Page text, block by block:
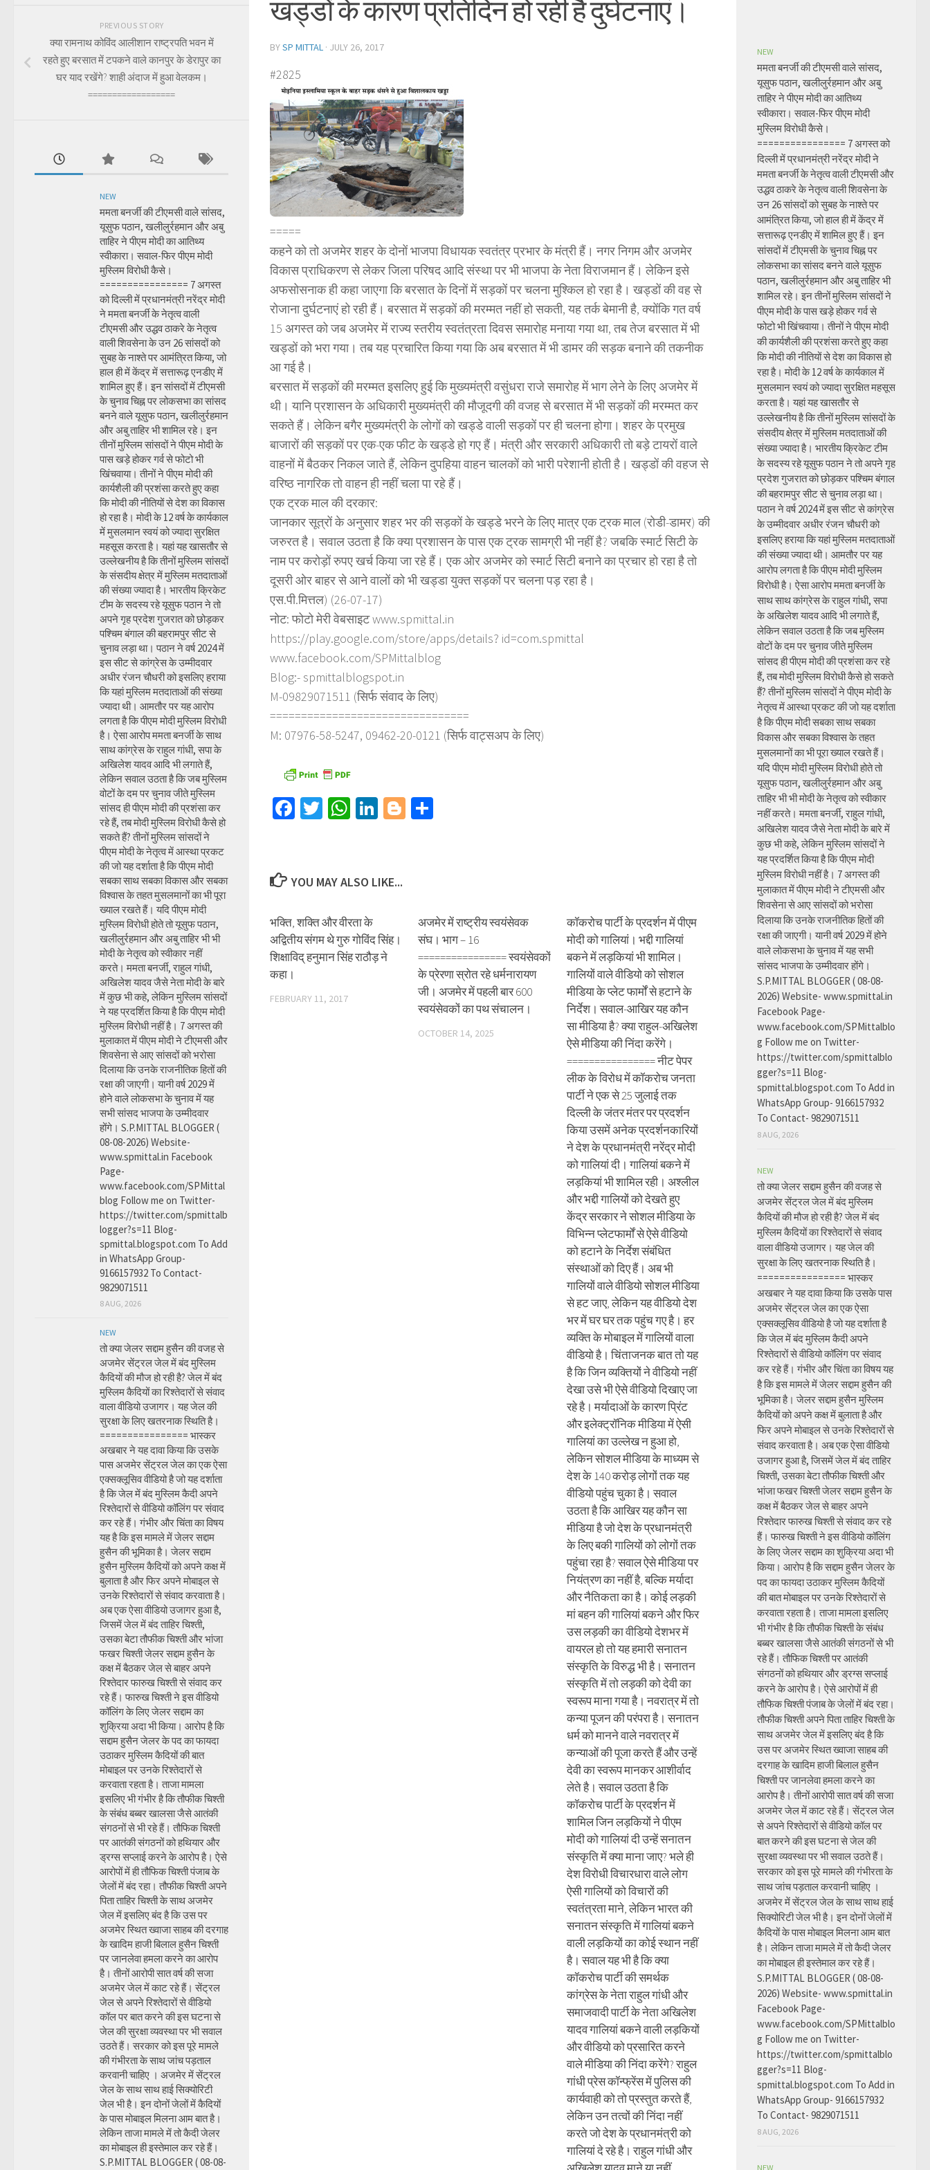
खड्डों के कारण प्रतिदिन हो रही है दुर्घटनाएं।
BYSP MITTAL · JULY 26, 2017
#2825
=====
कहने को तो अजमेर शहर के दोनों भाजपा विधायक स्वतंत्र प्रभार के मंत्री हैं। नगर निगम और अजमेर
विकास प्राधिकरण से लेकर जिला परिषद आदि संस्था पर भी भाजपा के नेता विराजमान हैं। लेकिन इसे
अफसोसनाक ही कहा जाएगा कि बरसात के दिनों में सड़कों पर चलना मुश्किल हो रहा है। खड्डों की वह से
रोजाना दुर्घटनाएं हो रही हैं। बरसात में सड़कों की मरम्मत नहीं हो सकती, यह तर्क बेमानी है, क्योंकि गत वर्ष
15 अगस्त को जब अजमेर में राज्य स्तरीय स्वतंत्रता दिवस समारोह मनाया गया था, तब तेज बरसात में भी
खड्डों को भरा गया। तब यह प्रचारित किया गया कि अब बरसात में भी डामर की सड़क बनाने की तकनीक
आ गई है।
बरसात में सड़कों की मरम्मत इसलिए हुई कि मुख्यमंत्री वसुंधरा राजे समारोह में भाग लेने के लिए अजमेर में
थी। यानि प्रशासन के अधिकारी मुख्यमंत्री की मौजूदगी की वजह से बरसात में भी सड़कों की मरम्मत कर
सकते हैं। लेकिन बगैर मुख्यमंत्री के लोगों को खड्डे वाली सड़कों पर ही चलना होगा। शहर के प्रमुख
बाजारों की सड़कों पर एक-एक फीट के खड्डे हो गए हैं। मंत्री और सरकारी अधिकारी तो बड़े टायरों वाले
वाहनों में बैठकर निकल जाते हैं, लेकिन दुपहिया वाहन चालकों को भारी परेशानी होती है। खड्डों की वहज से
वरिष्ठ नागरिक तो वाहन ही नहीं चला पा रहे हैं।
एक ट्रक माल की दरकार:
जानकार सूत्रों के अनुसार शहर भर की सड़कों के खड्डे भरने के लिए मात्र एक ट्रक माल (रोडी-डामर) की
जरुरत है। सवाल उठता है कि क्या प्रशासन के पास एक ट्रक सामग्री भी नहीं है? जबकि स्मार्ट सिटी के
नाम पर करोड़ों रुपए खर्च किया जा रहे हैं। एक ओर अजमेर को स्मार्ट सिटी बनाने का प्रचार हो रहा है तो
दूसरी ओर बाहर से आने वालों को भी खड्डा युक्त सड़कों पर चलना पड़ रहा है।
एस.पी.मित्तल) (26-07-17)
नोट: फोटो मेरी वेबसाइट www.spmittal.in
https://play.google.com/store/apps/details? id=com.spmittal
www.facebook.com/SPMittalblog
Blog:- spmittalblogspot.in
M-09829071511 (सिर्फ संवाद के लिए)
================================
M: 07976-58-5247, 09462-20-0121 (सिर्फ वाट्सअप के लिए)
Facebook
TwitterWhatsApp
LinkedIn
Blogger
YOU MAY ALSO LIKE...
भक्ति, शक्ति और वीरता के
अद्वितीय संगम थे गुरु गोविंद सिंह।
शिक्षाविद् हनुमान सिंह राठौड़ ने
कहा।
FEBRUARY 11, 2017
अजमेर में राष्ट्रीय स्वयंसेवक
संघ। भाग – 16
================ स्वयंसेवकों
के प्रेरणा स्रोत रहे धर्मनारायण
जी। अजमेर में पहली बार 600
स्वयंसेवकों का पथ संचालन।
OCTOBER 14, 2025
कॉकरोच पार्टी के प्रदर्शन में पीएम
मोदी को गालियां। भद्दी गालियां
बकने में लड़कियां भी शामिल।
गालियों वाले वीडियो को सोशल
मीडिया के प्लेट फार्मों से हटाने के
निर्देश। सवाल-आखिर यह कौन
सा मीडिया है? क्या राहुल-अखिलेश
ऐसे मीडिया की निंदा करेंगे।
================ नीट पेपर
लीक के विरोध में कॉकरोच जनता
पार्टी ने एक से 25 जुलाई तक
दिल्ली के जंतर मंतर पर प्रदर्शन
किया उसमें अनेक प्रदर्शनकारियों
ने देश के प्रधानमंत्री नरेंद्र मोदी
को गालियां दी। गालियां बकने में
लड़कियां भी शामिल रही। अश्लील
और भद्दी गालियों को देखते हुए
केंद्र सरकार ने सोशल मीडिया के
विभिन्न प्लेटफार्मों से ऐसे वीडियो
को हटाने के निर्देश संबंधित
संस्थाओं को दिए हैं। अब भी
गालियों वाले वीडियो सोशल मीडिया
से हट जाए, लेकिन यह वीडियो देश
भर में घर घर तक पहुंच गए है। हर
व्यक्ति के मोबाइल में गालियों वाला
वीडियो है। चिंताजनक बात तो यह
है कि जिन व्यक्तियों ने वीडियो नहीं
देखा उसे भी ऐसे वीडियो दिखाए जा
रहे है। मर्यादाओं के कारण प्रिंट
और इलेक्ट्रॉनिक मीडिया में ऐसी
गालियां का उल्लेख न हुआ हो,
लेकिन सोशल मीडिया के माध्यम से
देश के 140 करोड़ लोगों तक यह
वीडियो पहुंच चुका है। सवाल
उठता है कि आखिर यह कौन सा
मीडिया है जो देश के प्रधानमंत्री
के लिए बकी गालियों को लोगों तक
पहुंचा रहा है? सवाल ऐसे मीडिया पर
नियंत्रण का नहीं है, बल्कि मर्यादा
और नैतिकता का है। कोई लड़की
मां बहन की गालियां बकने और फिर
उस लड़की का वीडियो देशभर में
वायरल हो तो यह हमारी सनातन
संस्कृति के विरुद्ध भी है। सनातन
संस्कृति में तो लड़की को देवी का
स्वरूप माना गया है। नवरात्र में तो
कन्या पूजन की परंपरा है। सनातन
धर्म को मानने वाले नवरात्र में
कन्याओं की पूजा करते हैं और उन्हें
देवी का स्वरूप मानकर आशीर्वाद
लेते है। सवाल उठता है कि
कॉकरोच पार्टी के प्रदर्शन में
शामिल जिन लड़कियों ने पीएम
मोदी को गालियां दी उन्हें सनातन
संस्कृति में क्या माना जाए? भले ही
देश विरोधी विचारधारा वाले लोग
ऐसी गालियों को विचारों की
स्वतंत्रता माने, लेकिन भारत की
सनातन संस्कृति में गालियां बकने
वाली लड़कियों का कोई स्थान नहीं
है। सवाल यह भी है कि क्या
कॉकरोच पार्टी की समर्थक
कांग्रेस के नेता राहुल गांधी और
समाजवादी पार्टी के नेता अखिलेश
यादव गालियां बकने वाली लड़कियों
और वीडियो को प्रसारित करने
वाले मीडिया की निंदा करेंगे? राहुल
गांधी प्रेस कॉन्फ्रेंस में पुलिस की
कार्यवाही को तो प्रस्तुत करते हैं,
लेकिन उन तत्वों की निंदा नहीं
करते जो देश के प्रधानमंत्री को
गालियां दे रहे है। राहुल गांधी और
PREVIOUS STORY
क्या रामनाथ कोविंद आलीशान राष्ट्रपति भवन में
रहते हुए बरसात में टपकने वाले कानपुर के डेरापुर का
घर याद रखेंगे? शाही अंदाज में हुआ वेलकम।
==================
NEW
ममता बनर्जी की टीएमसी वाले सांसद,
यूसुफ पठान, खलीलुर्रहमान और अबु
ताहिर ने पीएम मोदी का आतिथ्य
स्वीकारा। सवाल-फिर पीएम मोदी
मुस्लिम विरोधी कैसे।
================ 7 अगस्त
को दिल्ली में प्रधानमंत्री नरेंद्र मोदी
ने ममता बनर्जी के नेतृत्व वाली
टीएमसी और उद्धव ठाकरे के नेतृत्व
वाली शिवसेना के उन 26 सांसदों को
सुबह के नाश्ते पर आमंत्रित किया, जो
हाल ही में केंद्र में सत्तारूढ़ एनडीए में
शामिल हुए हैं। इन सांसदों में टीएमसी
के चुनाव चिह्न पर लोकसभा का सांसद
बनने वाले यूसुफ पठान, खलीलुर्रहमान
और अबु ताहिर भी शामिल रहे। इन
तीनों मुस्लिम सांसदों ने पीएम मोदी के
पास खड़े होकर गर्व से फोटो भी
खिंचवाया। तीनों ने पीएम मोदी की
कार्यशैली की प्रशंसा करते हुए कहा
कि मोदी की नीतियों से देश का विकास
हो रहा है। मोदी के 12 वर्ष के कार्यकाल
में मुसलमान स्वयं को ज्यादा सुरक्षित
महसूस करता है। यहां यह खासतौर से
उल्लेखनीय है कि तीनों मुस्लिम सांसदों
के संसदीय क्षेत्र में मुस्लिम मतदाताओं
की संख्या ज्यादा है। भारतीय क्रिकेट
टीम के सदस्य रहे यूसुफ पठान ने तो
अपने गृह प्रदेश गुजरात को छोड़कर
पश्चिम बंगाल की बहरामपुर सीट से
चुनाव लड़ा था। पठान ने वर्ष 2024 में
इस सीट से कांग्रेस के उम्मीदवार
अधीर रंजन चौधरी को इसलिए हराया
कि यहां मुस्लिम मतदाताओं की संख्या
ज्यादा थी। आमतौर पर यह आरोप
लगता है कि पीएम मोदी मुस्लिम विरोधी
है। ऐसा आरोप ममता बनर्जी के साथ
साथ कांग्रेस के राहुल गांधी, सपा के
अखिलेश यादव आदि भी लगाते हैं,
लेकिन सवाल उठता है कि जब मुस्लिम
वोटों के दम पर चुनाव जीते मुस्लिम
सांसद ही पीएम मोदी की प्रशंसा कर
रहे हैं, तब मोदी मुस्लिम विरोधी कैसे हो
सकते हैं? तीनों मुस्लिम सांसदों ने
पीएम मोदी के नेतृत्व में आस्था प्रकट
की जो यह दर्शाता है कि पीएम मोदी
सबका साथ सबका विकास और सबका
विश्वास के तहत मुसलमानों का भी पूरा
ख्याल रखते हैं। यदि पीएम मोदी
मुस्लिम विरोधी होते तो यूसुफ पठान,
खलीलुर्रहमान और अबु ताहिर भी भी
मोदी के नेतृत्व को स्वीकार नहीं
करते। ममता बनर्जी, राहुल गांधी,
अखिलेश यादव जैसे नेता मोदी के बारे
में कुछ भी कहे, लेकिन मुस्लिम सांसदों
ने यह प्रदर्शित किया है कि पीएम मोदी
मुस्लिम विरोधी नहीं है। 7 अगस्त की
मुलाकात में पीएम मोदी ने टीएमसी और
शिवसेना से आए सांसदों को भरोसा
दिलाया कि उनके राजनीतिक हितों की
रक्षा की जाएगी। यानी वर्ष 2029 में
होने वाले लोकसभा के चुनाव में यह
सभी सांसद भाजपा के उम्मीदवार
होंगे। S.P.MITTAL BLOGGER (
08-08-2026) Website-
www.spmittal.in Facebook
Page-
www.facebook.com/SPMittal
blog Follow me on Twitter-
https://twitter.com/spmittalb
logger?s=11 Blog-
spmittal.blogspot.com To Add
in WhatsApp Group-
9166157932 To Contact-
9829071511
8 AUG, 2026
NEW
तो क्या जेलर सद्दाम हुसैन की वजह से
अजमेर सेंट्रल जेल में बंद मुस्लिम
कैदियों की मौज हो रही है? जेल में बंद
मुस्लिम कैदियों का रिश्तेदारों से संवाद
वाला वीडियो उजागर। यह जेल की
सुरक्षा के लिए खतरनाक स्थिति है।
================ भास्कर
अखबार ने यह दावा किया कि उसके
पास अजमेर सेंट्रल जेल का एक ऐसा
एक्सक्लूसिव वीडियो है जो यह दर्शाता
है कि जेल में बंद मुस्लिम कैदी अपने
रिश्तेदारों से वीडियो कॉलिंग पर संवाद
कर रहे हैं। गंभीर और चिंता का विषय
यह है कि इस मामले में जेलर सद्दाम
हुसैन की भूमिका है। जेलर सद्दाम
हुसैन मुस्लिम कैदियों को अपने कक्ष में
बुलाता है और फिर अपने मोबाइल से
उनके रिश्तेदारों से संवाद करवाता है।
अब एक ऐसा वीडियो उजागर हुआ है,
जिसमें जेल में बंद ताहिर चिश्ती,
उसका बेटा तौफीक चिश्ती और भांजा
फखर चिश्ती जेलर सद्दाम हुसैन के
कक्ष में बैठकर जेल से बाहर अपने
रिश्तेदार फारुख चिश्ती से संवाद कर
रहे हैं। फारुख चिश्ती ने इस वीडियो
कॉलिंग के लिए जेलर सद्दाम का
शुक्रिया अदा भी किया। आरोप है कि
सद्दाम हुसैन जेलर के पद का फायदा
उठाकर मुस्लिम कैदियों की बात
मोबाइल पर उनके रिश्तेदारों से
करवाता रहता है। ताजा मामला
इसलिए भी गंभीर है कि तौफीक चिश्ती
के संबंध बब्बर खालसा जैसे आतंकी
संगठनों से भी रहे हैं। तौफिक चिश्ती
पर आतंकी संगठनों को हथियार और
ड्रग्स सप्लाई करने के आरोप है। ऐसे
आरोपों में ही तौफिक चिश्ती पंजाब के
जेलों में बंद रहा। तौफीक चिश्ती अपने
पिता ताहिर चिश्ती के साथ अजमेर
जेल में इसलिए बंद है कि उस पर
अजमेर स्थित ख्वाजा साहब की दरगाह
के खादिम हाजी बिलाल हुसैन चिश्ती
पर जानलेवा हमला करने का आरोप
है। तीनों आरोपी सात वर्ष की सजा
अजमेर जेल में काट रहे हैं। सेंट्रल
जेल से अपने रिश्तेदारों से वीडियो
कॉल पर बात करने की इस घटना से
जेल की सुरक्षा व्यवस्था पर भी सवाल
उठते हैं। सरकार को इस पूरे मामले
की गंभीरता के साथ जांच पड़ताल
करवानी चाहिए । अजमेर में सेंट्रल
जेल के साथ साथ हाई सिक्योरिटी
जेल भी है। इन दोनों जेलों में कैदियों
के पास मोबाइल मिलना आम बात है।
लेकिन ताजा मामले में तो कैदी जेलर
का मोबाइल ही इस्तेमाल कर रहे हैं।
S.P.MITTAL BLOGGER ( 08-08-
NEW
ममता बनर्जी की टीएमसी वाले सांसद,
यूसुफ पठान, खलीलुर्रहमान और अबु
ताहिर ने पीएम मोदी का आतिथ्य
स्वीकारा। सवाल-फिर पीएम मोदी
मुस्लिम विरोधी कैसे।
================ 7 अगस्त को
दिल्ली में प्रधानमंत्री नरेंद्र मोदी ने
ममता बनर्जी के नेतृत्व वाली टीएमसी और
उद्धव ठाकरे के नेतृत्व वाली शिवसेना के
उन 26 सांसदों को सुबह के नाश्ते पर
आमंत्रित किया, जो हाल ही में केंद्र में
सत्तारूढ़ एनडीए में शामिल हुए हैं। इन
सांसदों में टीएमसी के चुनाव चिह्न पर
लोकसभा का सांसद बनने वाले यूसुफ
पठान, खलीलुर्रहमान और अबु ताहिर भी
शामिल रहे। इन तीनों मुस्लिम सांसदों ने
पीएम मोदी के पास खड़े होकर गर्व से
फोटो भी खिंचवाया। तीनों ने पीएम मोदी
की कार्यशैली की प्रशंसा करते हुए कहा
कि मोदी की नीतियों से देश का विकास हो
रहा है। मोदी के 12 वर्ष के कार्यकाल में
मुसलमान स्वयं को ज्यादा सुरक्षित महसूस
करता है। यहां यह खासतौर से
उल्लेखनीय है कि तीनों मुस्लिम सांसदों के
संसदीय क्षेत्र में मुस्लिम मतदाताओं की
संख्या ज्यादा है। भारतीय क्रिकेट टीम
के सदस्य रहे यूसुफ पठान ने तो अपने गृह
प्रदेश गुजरात को छोड़कर पश्चिम बंगाल
की बहरामपुर सीट से चुनाव लड़ा था।
पठान ने वर्ष 2024 में इस सीट से कांग्रेस
के उम्मीदवार अधीर रंजन चौधरी को
इसलिए हराया कि यहां मुस्लिम मतदाताओं
की संख्या ज्यादा थी। आमतौर पर यह
आरोप लगता है कि पीएम मोदी मुस्लिम
विरोधी है। ऐसा आरोप ममता बनर्जी के
साथ साथ कांग्रेस के राहुल गांधी, सपा
के अखिलेश यादव आदि भी लगाते हैं,
लेकिन सवाल उठता है कि जब मुस्लिम
वोटों के दम पर चुनाव जीते मुस्लिम
सांसद ही पीएम मोदी की प्रशंसा कर रहे
हैं, तब मोदी मुस्लिम विरोधी कैसे हो सकते
हैं? तीनों मुस्लिम सांसदों ने पीएम मोदी के
नेतृत्व में आस्था प्रकट की जो यह दर्शाता
है कि पीएम मोदी सबका साथ सबका
विकास और सबका विश्वास के तहत
मुसलमानों का भी पूरा ख्याल रखते हैं।
यदि पीएम मोदी मुस्लिम विरोधी होते तो
यूसुफ पठान, खलीलुर्रहमान और अबु
ताहिर भी भी मोदी के नेतृत्व को स्वीकार
नहीं करते। ममता बनर्जी, राहुल गांधी,
अखिलेश यादव जैसे नेता मोदी के बारे में
कुछ भी कहे, लेकिन मुस्लिम सांसदों ने
यह प्रदर्शित किया है कि पीएम मोदी
मुस्लिम विरोधी नहीं है। 7 अगस्त की
मुलाकात में पीएम मोदी ने टीएमसी और
शिवसेना से आए सांसदों को भरोसा
दिलाया कि उनके राजनीतिक हितों की
रक्षा की जाएगी। यानी वर्ष 2029 में होने
वाले लोकसभा के चुनाव में यह सभी
सांसद भाजपा के उम्मीदवार होंगे।
S.P.MITTAL BLOGGER ( 08-08-
2026) Website- www.spmittal.in
Facebook Page-
www.facebook.com/SPMittalblo
g Follow me on Twitter-
https://twitter.com/spmittalblo
gger?s=11 Blog-
spmittal.blogspot.com To Add in
WhatsApp Group- 9166157932
To Contact- 9829071511
8 AUG, 2026
NEW
तो क्या जेलर सद्दाम हुसैन की वजह से
अजमेर सेंट्रल जेल में बंद मुस्लिम
कैदियों की मौज हो रही है? जेल में बंद
मुस्लिम कैदियों का रिश्तेदारों से संवाद
वाला वीडियो उजागर। यह जेल की
सुरक्षा के लिए खतरनाक स्थिति है।
================ भास्कर
अखबार ने यह दावा किया कि उसके पास
अजमेर सेंट्रल जेल का एक ऐसा
एक्सक्लूसिव वीडियो है जो यह दर्शाता है
कि जेल में बंद मुस्लिम कैदी अपने
रिश्तेदारों से वीडियो कॉलिंग पर संवाद
कर रहे हैं। गंभीर और चिंता का विषय यह
है कि इस मामले में जेलर सद्दाम हुसैन की
भूमिका है। जेलर सद्दाम हुसैन मुस्लिम
कैदियों को अपने कक्ष में बुलाता है और
फिर अपने मोबाइल से उनके रिश्तेदारों से
संवाद करवाता है। अब एक ऐसा वीडियो
उजागर हुआ है, जिसमें जेल में बंद ताहिर
चिश्ती, उसका बेटा तौफीक चिश्ती और
भांजा फखर चिश्ती जेलर सद्दाम हुसैन के
कक्ष में बैठकर जेल से बाहर अपने
रिश्तेदार फारुख चिश्ती से संवाद कर रहे
हैं। फारुख चिश्ती ने इस वीडियो कॉलिंग
के लिए जेलर सद्दाम का शुक्रिया अदा भी
किया। आरोप है कि सद्दाम हुसैन जेलर के
पद का फायदा उठाकर मुस्लिम कैदियों
की बात मोबाइल पर उनके रिश्तेदारों से
करवाता रहता है। ताजा मामला इसलिए
भी गंभीर है कि तौफीक चिश्ती के संबंध
बब्बर खालसा जैसे आतंकी संगठनों से भी
रहे हैं। तौफिक चिश्ती पर आतंकी
संगठनों को हथियार और ड्रग्स सप्लाई
करने के आरोप है। ऐसे आरोपों में ही
तौफिक चिश्ती पंजाब के जेलों में बंद रहा।
तौफीक चिश्ती अपने पिता ताहिर चिश्ती के
साथ अजमेर जेल में इसलिए बंद है कि
उस पर अजमेर स्थित ख्वाजा साहब की
दरगाह के खादिम हाजी बिलाल हुसैन
चिश्ती पर जानलेवा हमला करने का
आरोप है। तीनों आरोपी सात वर्ष की सजा
अजमेर जेल में काट रहे हैं। सेंट्रल जेल
से अपने रिश्तेदारों से वीडियो कॉल पर
बात करने की इस घटना से जेल की
सुरक्षा व्यवस्था पर भी सवाल उठते हैं।
सरकार को इस पूरे मामले की गंभीरता के
साथ जांच पड़ताल करवानी चाहिए ।
अजमेर में सेंट्रल जेल के साथ साथ हाई
सिक्योरिटी जेल भी है। इन दोनों जेलों में
कैदियों के पास मोबाइल मिलना आम बात
है। लेकिन ताजा मामले में तो कैदी जेलर
का मोबाइल ही इस्तेमाल कर रहे हैं।
S.P.MITTAL BLOGGER ( 08-08-
2026) Website- www.spmittal.in
Facebook Page-
www.facebook.com/SPMittalblo
g Follow me on Twitter-
https://twitter.com/spmittalblo
gger?s=11 Blog-
spmittal.blogspot.com To Add in
WhatsApp Group- 9166157932
To Contact- 9829071511
8 AUG, 2026
NEW